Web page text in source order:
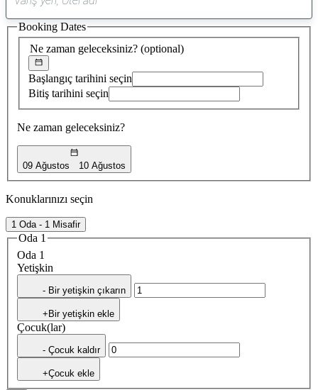
öneri
bulundu
Ne zaman geleceksiniz? (optional)
Başlangıç tarihini seçin
Bitiş tarihini seçin
Ne zaman geleceksiniz?
09 Ağustos 10 Ağustos
Booking Dates
Konuklarınızı seçin
1 Oda - 1 Misafir
Oda 1
Oda 1
Yetişkin
- Bir yetişkin çıkarın
+Bir yetişkin ekle
Çocuk(lar)
- Çocuk kaldır
+Çocuk ekle